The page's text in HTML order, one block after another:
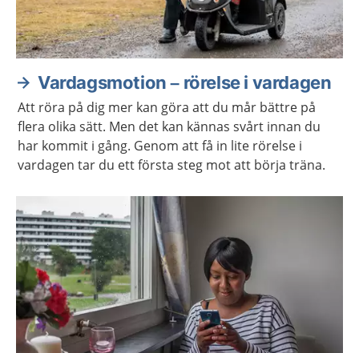
Vardagsmotion – rörelse i vardagen
Att röra på dig mer kan göra att du mår bättre på
flera olika sätt. Men det kan kännas svårt innan du
har kommit i gång. Genom att få in lite rörelse i
vardagen tar du ett första steg mot att börja träna.